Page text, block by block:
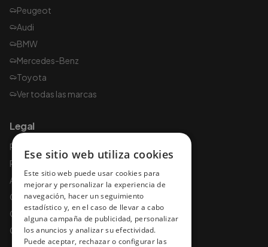
Peugeot
Audi
BMW
Mercedes-Benz
Toyota
Ver todas las marcas
Legal
Política de privacidad
Política de cookies
Aviso legal
Condiciones de uso
Condiciones y garantías
Condiciones de contratación
Ese sitio web utiliza cookies
Este sitio web puede usar cookies para
mejorar y personalizar la experiencia de
navegación, hacer un seguimiento
estadístico y, en el caso de llevar a cabo
alguna campaña de publicidad, personalizar
los anuncios y analizar su efectividad.
Puede aceptar, rechazar o configurar las